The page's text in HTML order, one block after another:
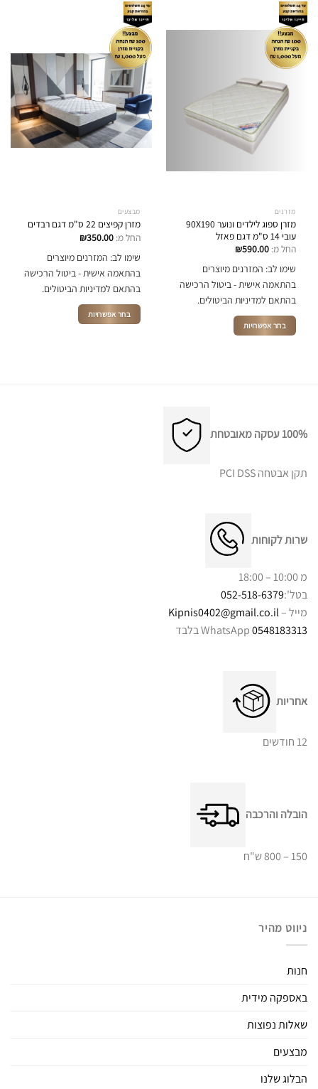
מזרנים
מזרן ספוג לילדים ונוער 90X190
עובי 14 ס"מ דגם פאזל
החל מ:
₪590.00
שימו לב: המזרנים מיוצרים
בהתאמה אישית - ביטול הרכישה
בהתאם למדיניות הביטולים.
בחר אפשרויות
לבחור
בעמוד
מבצעים
מזרן קפיצים 22 ס"מ דגם רבדים
החל מ:
₪350.00
שימו לב: המזרנים מיוצרים
בהתאמה אישית - ביטול הרכישה
בהתאם למדיניות הביטולים.
בחר אפשרויות
100% עסקה מאובטחת
תקן אבטחה PCI DSS
שרות לקוחות
מ 10:00 – 18:00
בטל':052-518-6379
מייל –Kipnis0402@gmail.co.il
0548183313
אחריות
12 חודשים
הובלה והרכבה
150 – 800 ש"ח
ניווט מהיר
חנות
באספקה מידית
שאלות נפוצות
מבצעים
הבלוג שלנו